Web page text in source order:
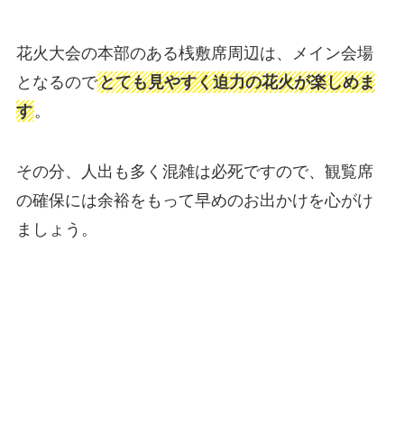
花火大会の本部のある桟敷席周辺は、メイン会場
となるのでとても見やすく迫力の花火が楽しめま
す。
その分、人出も多く混雑は必死ですので、観覧席
の確保には余裕をもって早めのお出かけを心がけ
ましょう。